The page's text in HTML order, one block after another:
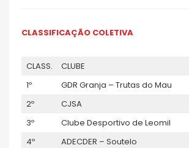
CLASSIFICAÇÃO COLETIVA
CLASS. CLUBE
1º
GDR Granja – Trutas do Mau
2º
CJSA
3º
Clube Desportivo de Leomil
4º
ADECDER – Soutelo